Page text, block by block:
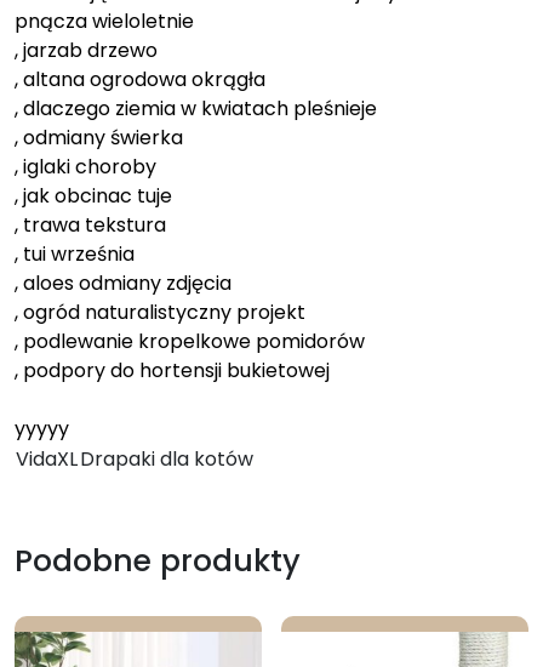
pnącza wieloletnie
, jarzab drzewo
, altana ogrodowa okrągła
, dlaczego ziemia w kwiatach pleśnieje
, odmiany świerka
, iglaki choroby
, jak obcinac tuje
, trawa tekstura
, tui września
, aloes odmiany zdjęcia
, ogród naturalistyczny projekt
, podlewanie kropelkowe pomidorów
, podpory do hortensji bukietowej
yyyyy
VidaXLDrapaki dla kotów
Podobne produkty